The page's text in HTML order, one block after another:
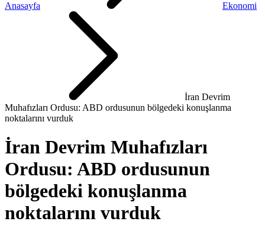
Anasayfa Ekonomi
İran Devrim
Muhafızları Ordusu: ABD ordusunun bölgedeki konuşlanma
noktalarını vurduk
İran Devrim Muhafızları
Ordusu: ABD ordusunun
bölgedeki konuşlanma
noktalarını vurduk